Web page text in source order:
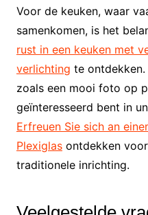
Voor de keuken, waar
samenkomen, is het
rust in een keuken met
verlichting te
zoals een mooi foto op
geïnteresseerd bent in
Erfreuen Sie sich an
Plexiglasontdekken
traditionele inrichting.